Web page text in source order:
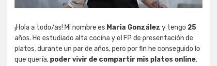
¡Hola a todo/as! Mi nombre es Maria González y tengo 25
años. He estudiado alta cocina y el FP de presentación de
platos, durante un par de años, pero por fin he conseguido lo
que quería, poder vivir de compartir mis platos online.